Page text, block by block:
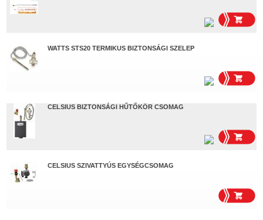
WATTS STS20 TERMIKUS BIZTONSÁGI SZELEP
CELSIUS BIZTONSÁGI HŰTŐKÖR CSOMAG
CELSIUS SZIVATTYÚS EGYSÉGCSOMAG